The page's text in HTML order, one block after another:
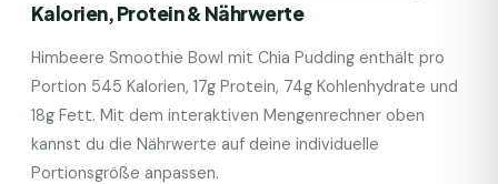
Kalorien, Protein & Nährwerte
Himbeere Smoothie Bowl mit Chia Pudding enthält pro
Portion 545 Kalorien, 17g Protein, 74g Kohlenhydrate und
18g Fett. Mit dem interaktiven Mengenrechner oben
kannst du die Nährwerte auf deine individuelle
Portionsgröße anpassen.